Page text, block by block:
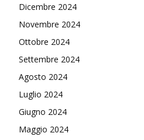
Dicembre 2024
Novembre 2024
Ottobre 2024
Settembre 2024
Agosto 2024
Luglio 2024
Giugno 2024
Maggio 2024